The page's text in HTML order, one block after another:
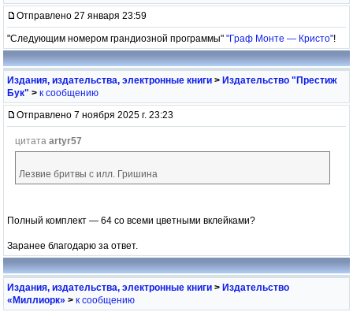
Отправлено 27 января 23:59
"Следующим номером грандиозной программы" "Граф Монте — Кристо"!
Издания, издательства, электронные книги > Издательство "Престиж
Бук" > к сообщению
Отправлено 7 ноября 2025 г. 23:23
цитата artyr57
Лезвие бритвы с илл. Гришина
Полный комплект — 64 со всеми цветными вклейками?
Заранее благодарю за ответ.
Издания, издательства, электронные книги > Издательство
«Миллиорк» > к сообщению